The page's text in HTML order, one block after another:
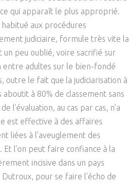
qui apparaît le plus approprié.
aux procédures
judiciaire, formule très vite la
un peu oublié, voire sacrifié sur
entre adultes sur le bien-fondé
outre le fait que la judiciarisation à
à 80% de classement sans
l’évaluation, au cas par cas, n’a
est effective à des affaires
liées à l’aveuglement des
Et l’on peut faire confiance à la
incisive dans un pays
pour se faire l’écho de